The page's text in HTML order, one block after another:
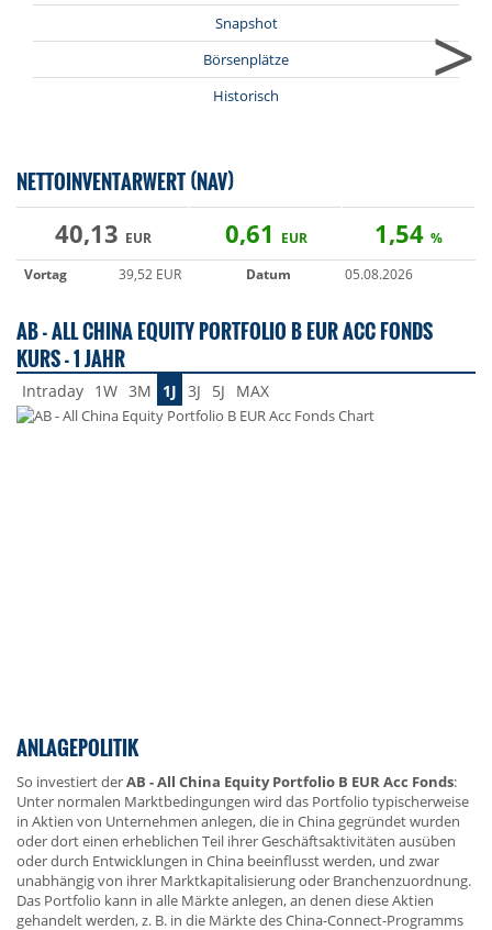
Snapshot
Börsenplätze
Historisch
>
NETTOINVENTARWERT (NAV)
40,13 EUR 0,61 EUR 1,54 %
Vortag
39,52 EUR Datum 05.08.2026
AB - ALL CHINA EQUITY PORTFOLIO B EUR ACC FONDS
KURS - 1 JAHR
Intraday 1W 3M 1J 3J 5J MAX
ANLAGEPOLITIK
So investiert derAB - All China Equity Portfolio B EUR Acc Fonds:
Unter normalen Marktbedingungen wird das Portfolio typischerweise
in Aktien von Unternehmen anlegen, die in China gegründet wurden
oder dort einen erheblichen Teil ihrer Geschäftsaktivitäten ausüben
oder durch Entwicklungen in China beeinflusst werden, und zwar
unabhängig von ihrer Marktkapitalisierung oder Branchenzuordnung.
Das Portfolio kann in alle Märkte anlegen, an denen diese Aktien
gehandelt werden, z. B. in die Märkte des China-Connect-Programms